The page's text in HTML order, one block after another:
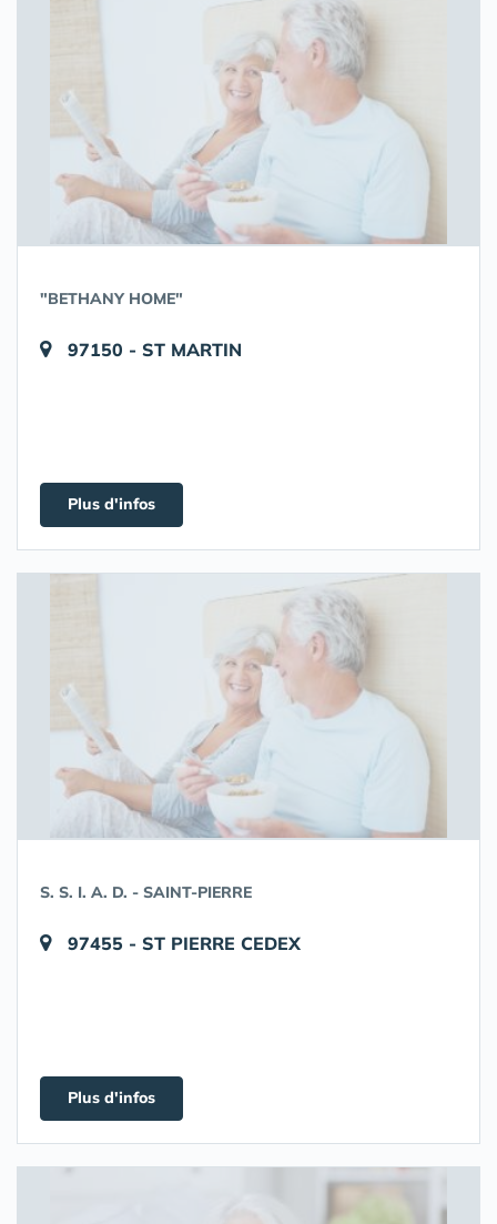
"BETHANY HOME"
97150 - ST MARTIN
Plus d'infos
S. S. I. A. D. - SAINT-PIERRE
97455 - ST PIERRE CEDEX
Plus d'infos